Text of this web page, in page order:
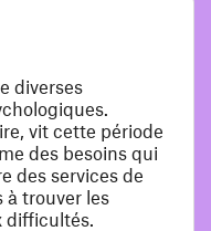
diverses
vit cette période
des besoins qui
des services de
à trouver les
difficultés.